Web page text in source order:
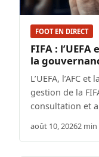
FOOT EN DIRECT
FIFA : l’UEFA
la
L’UEFA, l’AFC
gestion de la
consultation et
août 10, 20262 min